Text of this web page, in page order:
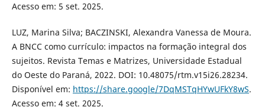
Acesso em: 5 set. 2025.
LUZ, Marina Silva; BACZINSKI, Alexandra Vanessa de Moura.
A BNCC como currículo: impactos na formação integral dos
sujeitos. Revista Temas e Matrizes, Universidade Estadual
do Oeste do Paraná, 2022. DOI: 10.48075/rtm.v15i26.28234.
Disponível em: https://share.google/7DqMSTqHYwUFkY8wS.
Acesso em: 4 set. 2025.